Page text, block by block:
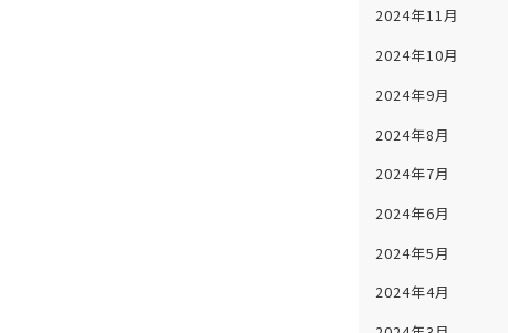
2024年11月
2024年10月
2024年9月
2024年8月
2024年7月
2024年6月
2024年5月
2024年4月